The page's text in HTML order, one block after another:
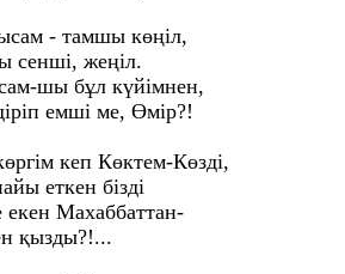
- тамшы көңіл,
сенші, жеңіл.
шы бұл күйімнен,
емші ме, Өмір?!
кеп Көктем-Көзді,
еткен бізді
екен Маxаббаттан-
қызды?!...